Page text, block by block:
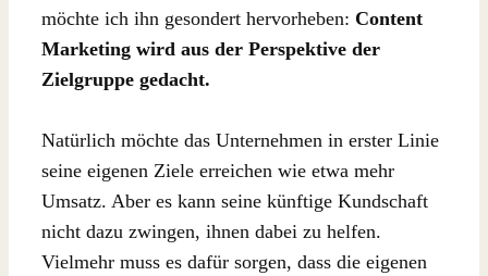
möchte ich ihn gesondert hervorheben: Content
Marketing wird aus der Perspektive der
Zielgruppe gedacht.
Natürlich möchte das Unternehmen in erster Linie
seine eigenen Ziele erreichen wie etwa mehr
Umsatz. Aber es kann seine künftige Kundschaft
nicht dazu zwingen, ihnen dabei zu helfen.
Vielmehr muss es dafür sorgen, dass die eigenen